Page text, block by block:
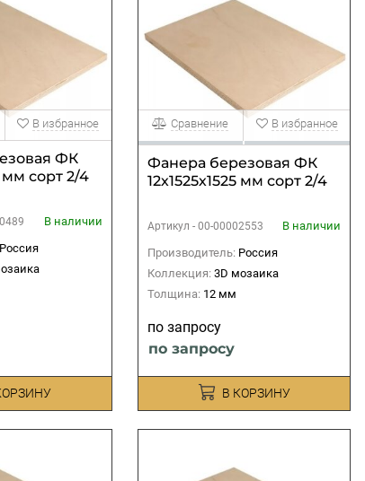
ФК
мм сорт 2/4
В наличии
Россия
В избранное
Фанера березовая ФК
12х1525х1525 мм сорт 2/4
Артикул - 00-00002553
В наличии
Производитель: Россия
Коллекция: 3D мозаика
Толщина: 12 мм
по запросу
по запросу
В КОРЗИНУ
Сравнение В избранное